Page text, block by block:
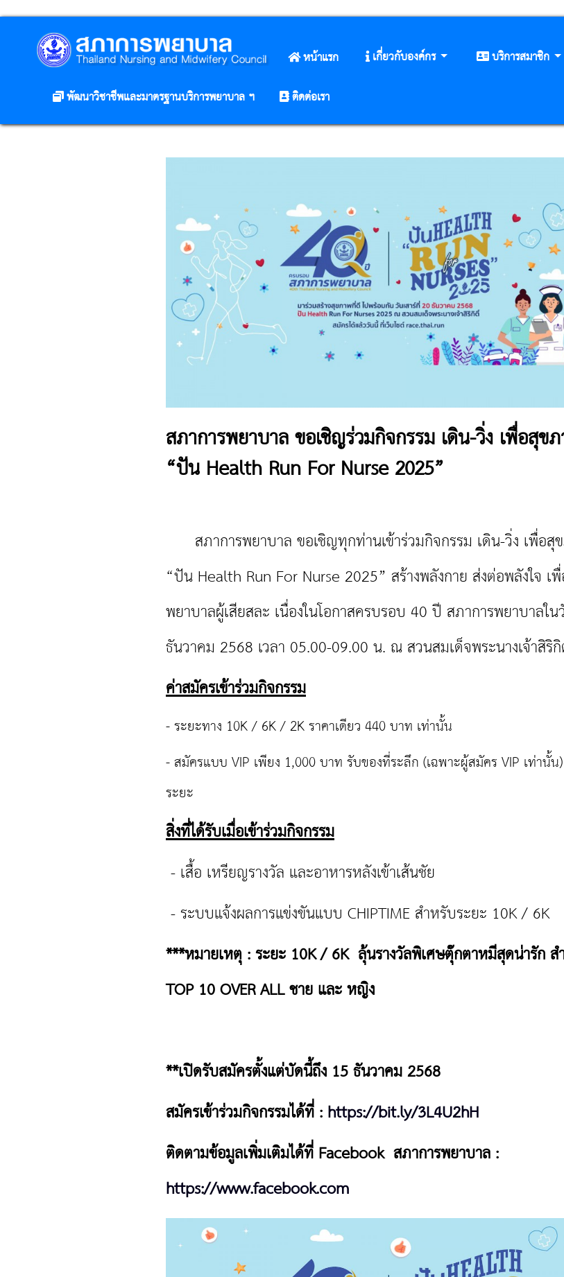
หน้าแรก เกี่ยวกับองค์กร บริการสมาชิก
พัฒนาวิชาชีพและมาตรฐานบริการพยาบาล ฯ
ติดต่อเรา
สภาการพยาบาล ขอเชิญร่วมกิจกรรม เดิน-วิ่ง เพื่อสุข
“ปัน Health Run For Nurse 2025”
สภาการพยาบาล ขอเชิญทุกท่านเข้าร่วมกิจกรรม เดิน-วิ่ง เพื่อสุ
“ปัน Health Run For Nurse 2025” สร้างพลังกาย ส่งต่อพลังใจ เ
พยาบาลผู้เสียสละ เนื่องในโอกาสครบรอบ 40 ปี สภาการพยาบาลใ
ธันวาคม 2568 เวลา 05.00-09.00 น. ณ สวนสมเด็จพระนางเจ้าสิริ
ค่าสมัครเข้าร่วมกิจกรรม
- ระยะทาง 10K / 6K / 2K ราคาเดียว 440 บาท เท่านั้น
- สมัครแบบ VIP เพียง 1,000 บาท รับของที่ระลึก (เฉพาะผู้สมัคร VIP เท่านั้น
ระยะ
สิ่งที่ได้รับเมื่อเข้าร่วมกิจกรรม
- เสื้อ เหรียญรางวัล และอาหารหลังเข้าเส้นชัย
- ระบบแจ้งผลการแข่งขันแบบ CHIPTIME สำหรับระยะ 10K / 6K
***หมายเหตุ : ระยะ 10K / 6K ลุ้นรางวัลพิเศษตุ๊กตาหมีสุดน่ารัก
TOP 10 OVER ALL ชาย และ หญิง
**เปิดรับสมัครตั้งแต่บัดนี้ถึง 15 ธันวาคม 2568
สมัครเข้าร่วมกิจกรรมได้ที่ :https://bit.ly/3L4U2hH
ติดตามข้อมูลเพิ่มเติมได้ที่ Facebook สภาการพยาบาล :
https://www.facebook.com